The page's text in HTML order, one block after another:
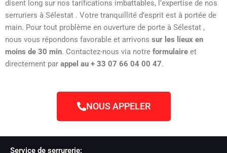
disent long sur nos tarifications imbattables, l’expertise de nos
serruriers à Sélestat . Votre tranquillité d’esprit est à portée de
main. Pour tout problème en ouverture de porte à Sélestat ,
nous vous répondons favorable et arrivons sur les lieux en
moins de 30 min. Contactez-nous via notre formulaire et
directement par appel au + 33 07 66 04 00 47.
NOUS APPELER
Service de serrurerie: